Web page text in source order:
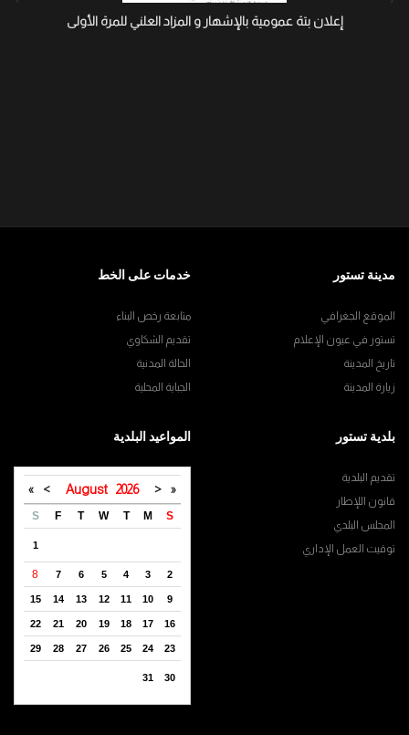
إعلان بتة عمومية بالإشهار و المزاد العلني للمرة الأولى
مدينة تستور
الموقع الجغرافي
تستور في عيون الإعلام
تاريخ المدينة
زيارة المدينة
خدمات على الخط
متابعة رخص البناء
تقديم الشكاوي
الحالة المدنية
الجباية المحلية
بلدية تستور
تقديم البلدية
قانون اللإطار
المجلس البلدي
توقيت العمل الإداري
المواعيد البلدية
«
<
August 2026
>
»
S
M
T
W
T
F
S
1
2
3
4
5
6
7
8
9
10
11
12
13
14
15
16
17
18
19
20
21
22
23
24
25
26
27
28
29
30
31